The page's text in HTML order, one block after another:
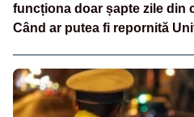
funcționa doar șapte zile din
Când ar putea fi repornită